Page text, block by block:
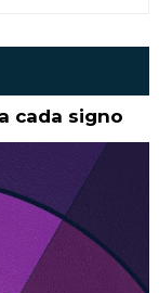
cada signo